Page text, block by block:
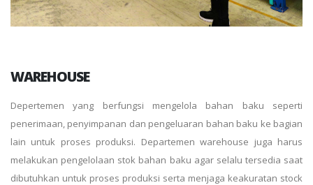
WAREHOUSE
Depertemen yang berfungsi mengelola bahan baku seperti
penerimaan, penyimpanan dan pengeluaran bahan baku ke bagian
lain untuk proses produksi. Departemen warehouse juga harus
melakukan pengelolaan stok bahan baku agar selalu tersedia saat
dibutuhkan untuk proses produksi serta menjaga keakuratan stock